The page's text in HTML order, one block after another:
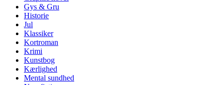
Gys & Gru
Historie
Jul
Klassiker
Kortroman
Krimi
Kunstbog
Kærlighed
Mental sundhed